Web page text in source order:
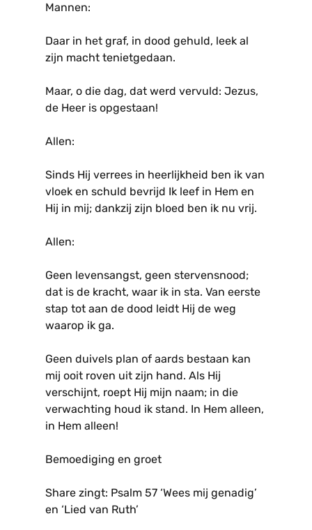
Mannen:
Daar in het graf, in dood gehuld, leek al
zijn macht tenietgedaan.
Maar, o die dag, dat werd vervuld: Jezus,
de Heer is opgestaan!
Allen:
Sinds Hij verrees in heerlijkheid ben ik van
vloek en schuld bevrijd Ik leef in Hem en
Hij in mij; dankzij zijn bloed ben ik nu vrij.
Allen:
Geen levensangst, geen stervensnood;
dat is de kracht, waar ik in sta. Van eerste
stap tot aan de dood leidt Hij de weg
waarop ik ga.
Geen duivels plan of aards bestaan kan
mij ooit roven uit zijn hand. Als Hij
verschijnt, roept Hij mijn naam; in die
verwachting houd ik stand. In Hem alleen,
in Hem alleen!
Bemoediging en groet
Share zingt: Psalm 57 ‘Wees mij genadig’
en ‘Lied van Ruth’